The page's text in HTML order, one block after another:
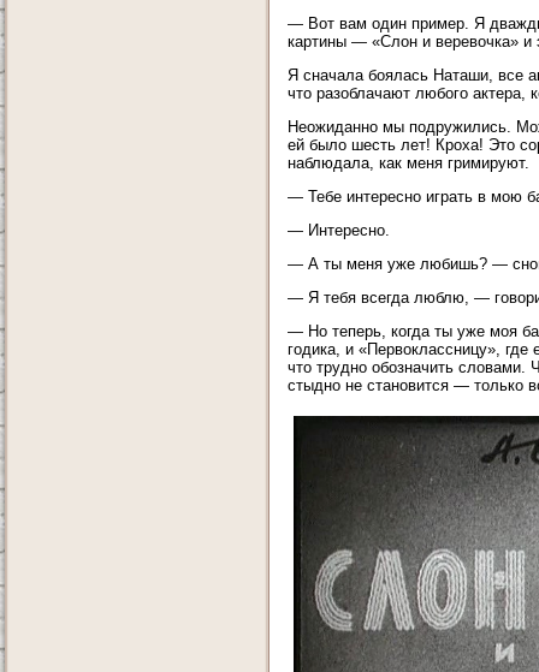
— Вот вам один пример. Я
картины — «Слон и веревочка»
Я сначала боялась Наташи, все
что разоблачают любого актера,
Неожиданно мы подружились.
ей было шесть лет! Кроха! Это
наблюдала, как меня гримируют.
— Тебе интересно играть в мою
— Интересно.
— А ты меня уже любишь? —
— Я тебя всегда люблю, —
— Но теперь, когда ты уже моя
годика, и «Первоклассницу»,
что трудно обозначить словами.
стыдно не становится — только